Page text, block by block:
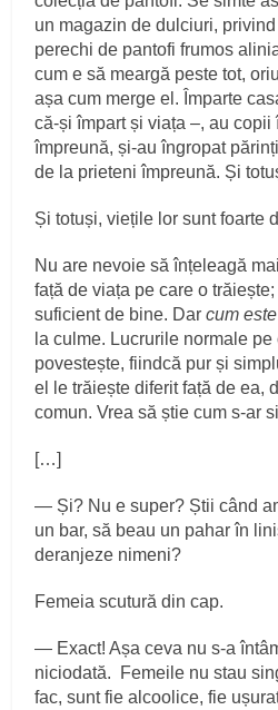
un magazin de dulciuri,
perechi de pantofi frumos
cum e să meargă peste tot,
așa cum merge el. Împarte
că-și împart și viața –, au
împreună, și-au îngropat
de la prieteni împreună. Și
Și totuși, viețile lor sunt foarte
Nu are nevoie să înțeleagă
față de viața pe care o
suficient de bine. Darcum
la culme. Lucrurile normale
povestește, fiindcă pur și
el le trăiește diferit față de ea,
comun. Vrea să știe cum s-ar
[…]
― Și? Nu e super? Știi când
un bar, să beau un pahar în
deranjeze nimeni?
Femeia scutură din cap.
― Exact! Așa ceva nu s-a
niciodată. Femeile nu stau
fac, sunt fie alcoolice, fie